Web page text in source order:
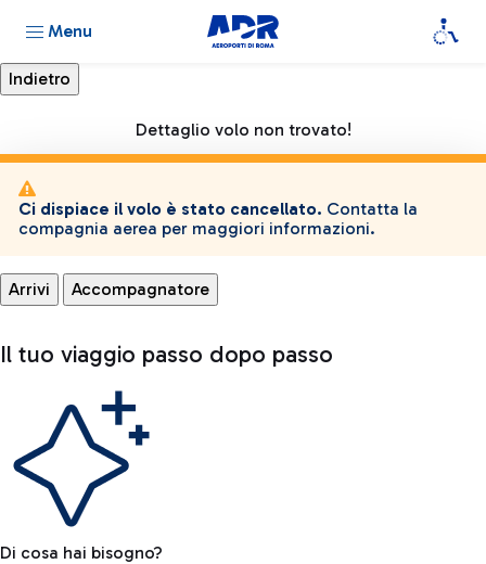
Menu
Dettaglio volo non trovato!
Ci dispiace il volo è stato cancellato. Contatta la
compagnia aerea per maggiori informazioni.
Arrivi Accompagnatore
Il tuo viaggio passo dopo passo
Di cosa hai bisogno?